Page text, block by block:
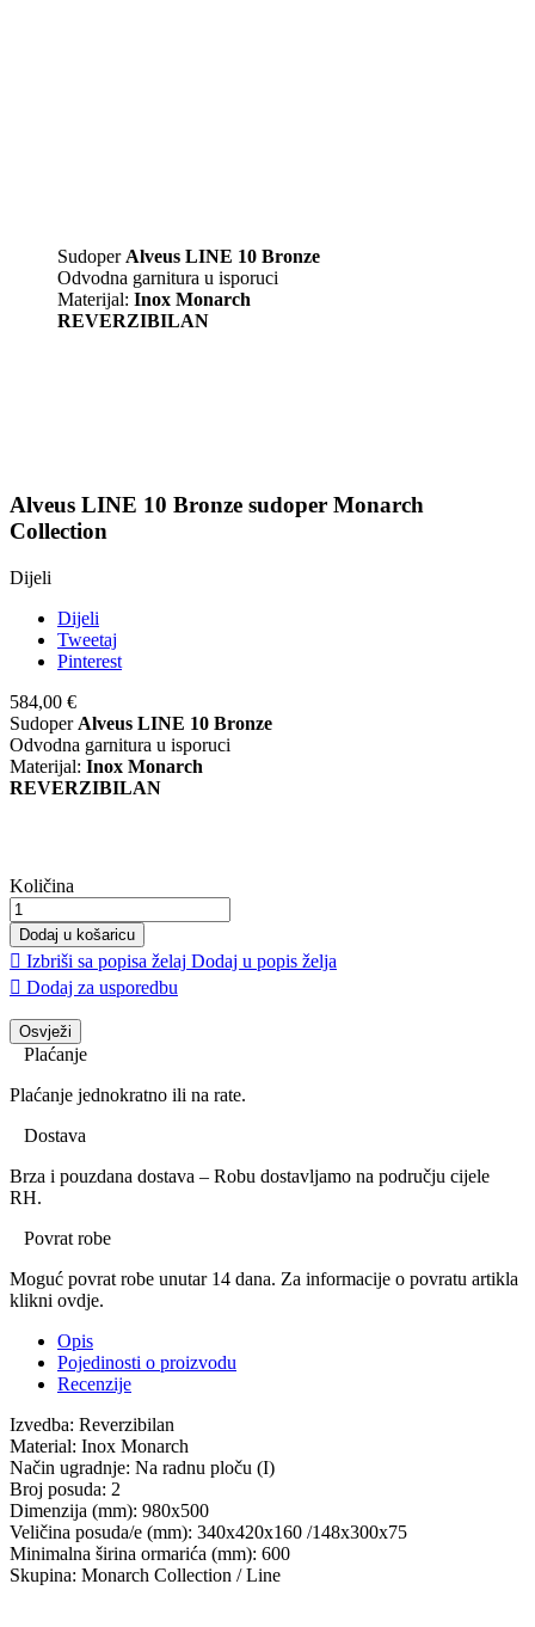
Sudoper Alveus LINE 10 Bronze
Odvodna garnitura u isporuci
Materijal: Inox Monarch
REVERZIBILAN
Alveus LINE 10 Bronze sudoper Monarch
Collection
Dijeli
Dijeli
Tweetaj
Pinterest
584,00 €
Sudoper Alveus LINE 10 Bronze
Odvodna garnitura u isporuci
Materijal: Inox Monarch
REVERZIBILAN
Količina
Dodaj u košaricu
 Izbriši sa popisa želaj Dodaj u popis želja
 Dodaj za usporedbu
Plaćanje
Plaćanje jednokratno ili na rate.
Dostava
Brza i pouzdana dostava – Robu dostavljamo na području cijele
RH.
Povrat robe
Moguć povrat robe unutar 14 dana. Za informacije o povratu artikla
klikni ovdje.
Opis
Pojedinosti o proizvodu
Recenzije
Izvedba: Reverzibilan
Material: Inox Monarch
Način ugradnje: Na radnu ploču (I)
Broj posuda: 2
Dimenzija (mm): 980x500
Veličina posuda/e (mm): 340x420x160 /148x300x75
Minimalna širina ormarića (mm): 600
Skupina: Monarch Collection / Line